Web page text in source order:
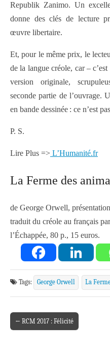
Republik Zanimo. Un
donne des clés de lecture
œuvre libertaire.
Et, pour le même prix, le
de la langue créole, car –
version originale,
seconde partie de l’ouvrage.
en bande dessinée : ce n’est
P. S.
Lire Plus => L’Humanité.fr
La Ferme des
de George Orwell,
traduit du créole au français
l’Échappée, 80 p., 15 euros.
Tags: George Orwell La
Post navigation
← RCM 2017 : Félicité